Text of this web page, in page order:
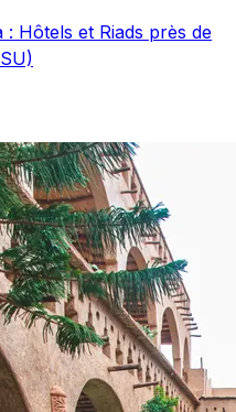
Hôtels et Riads près de